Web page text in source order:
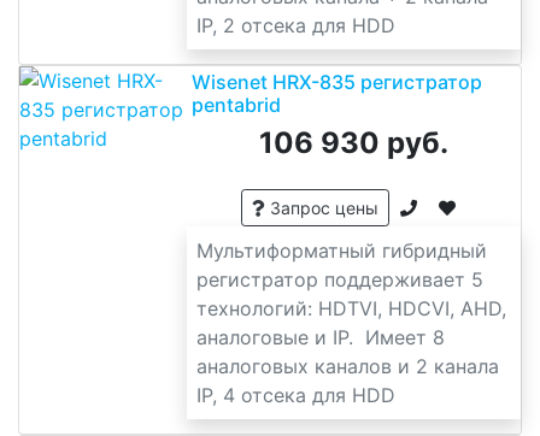
IP, 2 отсека для HDD
Wisenet HRX-835 регистратор
pentabrid
106 930 руб.
Запрос цены
Мультиформатный гибридный
регистратор поддерживает 5
технологий: HDTVI, HDCVI, AHD,
аналоговые и IP. Имеет 8
аналоговых каналов и 2 канала
IP, 4 отсека для HDD